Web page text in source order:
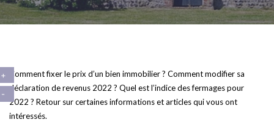
Comment fixer le prix d’un bien immobilier ? Comment modifier sa
déclaration de revenus 2022 ? Quel est l’indice des fermages pour
2022 ? Retour sur certaines informations et articles qui vous ont
intéressés.